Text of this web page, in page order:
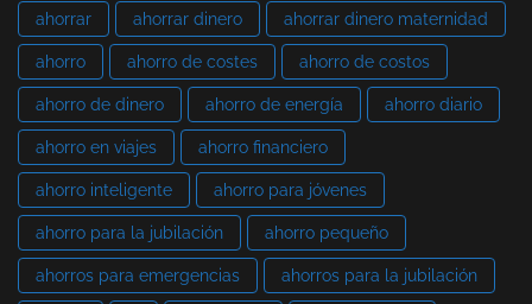
ahorrar ahorrar dinero ahorrar dinero maternidad
ahorro ahorro de costes ahorro de costos
ahorro de dinero ahorro de energía ahorro diario
ahorro en viajes ahorro financiero
ahorro inteligente ahorro para jóvenes
ahorro para la jubilación ahorro pequeño
ahorros para emergencias ahorros para la jubilación